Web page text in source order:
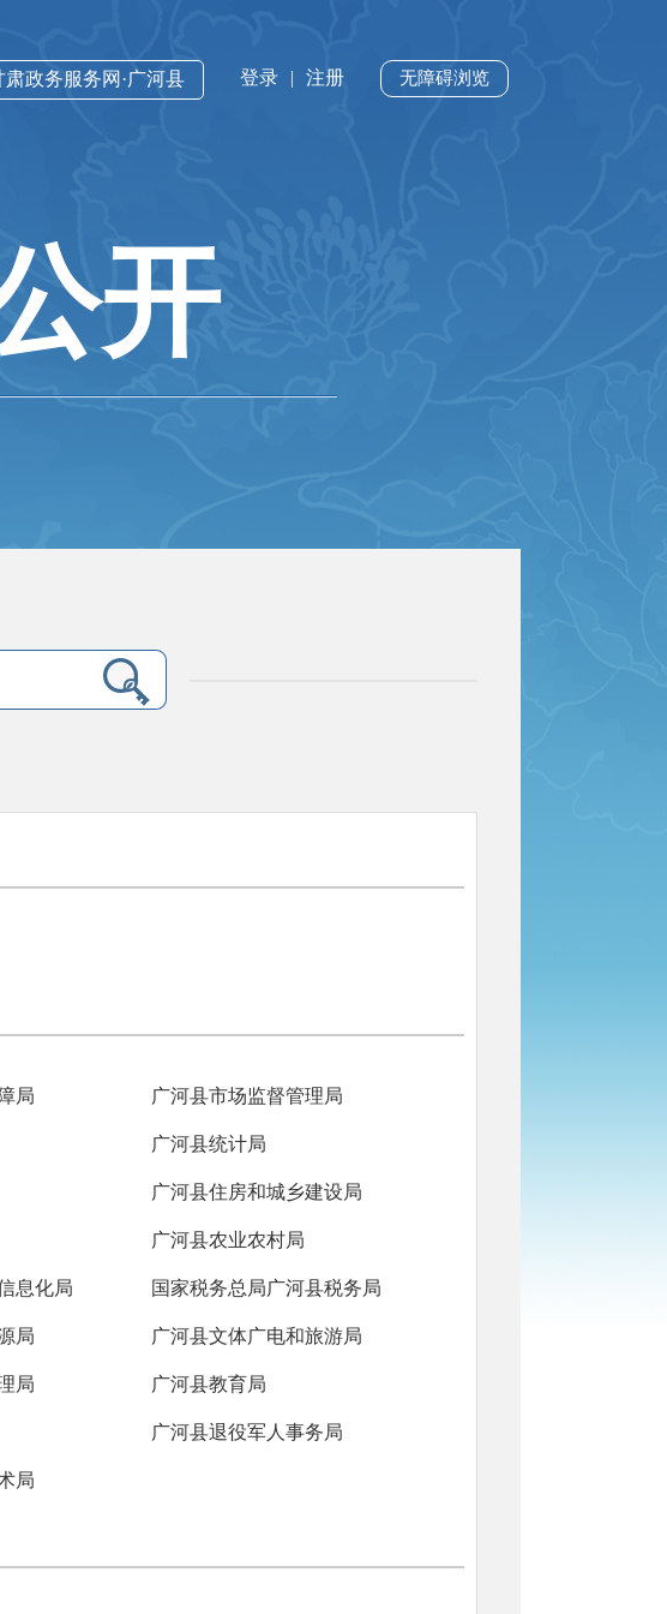
无障碍浏览
登录 | 注册
肃政务服务网·广河县
开
局 广河县市场监督管理局
广河县统计局
广河县住房和城乡建设局
广河县农业农村局
息化局 国家税务总局广河县税务局
局 广河县文体广电和旅游局
局 广河县教育局
广河县退役军人事务局
局